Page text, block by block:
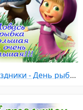
Праздники - День рыбака